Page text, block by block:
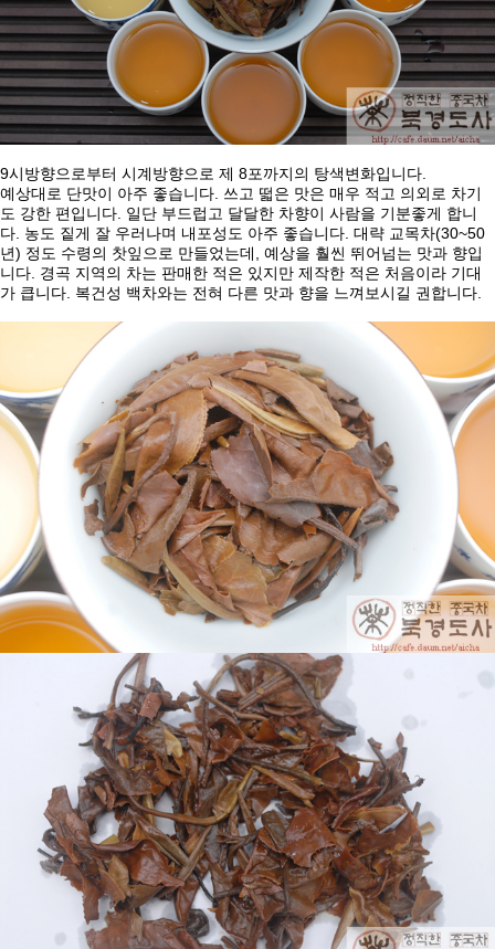
9시방향으로부터 시계방향으로 제 8포까지의 탕색변화입니다.
예상대로 단맛이 아주 좋습니다. 쓰고 떫은 맛은 매우 적고 의외로 차기
도 강한 편입니다. 일단 부드럽고 달달한 차향이 사람을 기분좋게
합니
다. 농도 짙게 잘 우러나며 내포성도 아주 좋습니다. 대략 교목차(30~50
년) 정도 수령의 찻잎으로 만들었는데 , 예상을 훨씬 뛰어넘는 맛과 향입
니다. 경곡 지역의 차는 판매한 적은 있지만 제작한 적은 처음이라 기대
가 큽니다. 복건성 백차와는 전혀 다른 맛과 향을 느껴보시길 권합니다.